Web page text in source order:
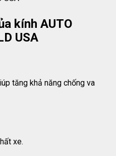
kính AUTO
USA
tăng khả năng chống va
xe.